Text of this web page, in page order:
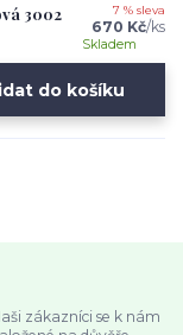
3002 7 % sleva
670 Kč/ks
Skladem
do košíku
zákazníci se k nám